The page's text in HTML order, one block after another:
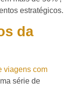
estratégicos.
da
viagens com
série de